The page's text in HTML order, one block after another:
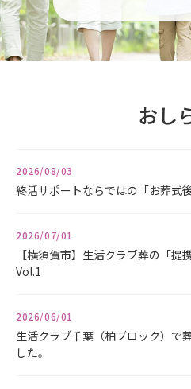
おし
2026/08/03
終活サポートならではの「お葬式
2026/07/01
【横須賀市】生活クラブ葬の「
Vol.1
2026/06/01
生活クラブ千葉（柏ブロック）で
した。